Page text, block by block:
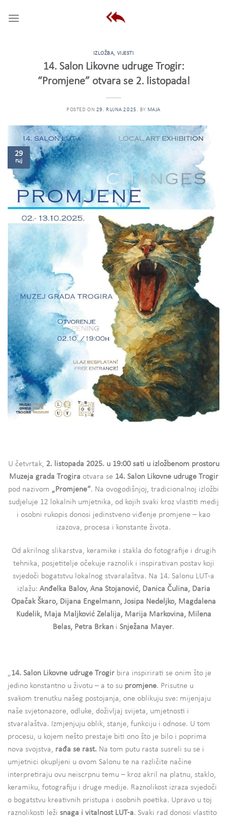
IZLOŽBA, VIJESTI
14. Salon Likovne udruge Trogir:
“Promjene” otvara se 2. listopada!
POSTED ON 29. RUJNA 2025. BY MAJA
29
ruj
U četvrtak, 2. listopada 2025. u 19:00 sati u izložbenom prostoru
Muzeja grada Trogira otvara se 14. Salon Likovne udruge Trogir
pod nazivom „Promjene“. Na ovogodišnjoj, tradicionalnoj izložbi
sudjeluje 12 lokalnih umjetnika, od kojih svaki kroz vlastiti medij
i osobni rukopis donosi jedinstveno viđenje promjene – kao
izazova, procesa i konstante života.
Od akrilnog slikarstva, keramike i stakla do fotografije i drugih
tehnika, posjetitelje očekuje raznolik i inspirativan postav koji
svjedoči bogatstvu lokalnog stvaralaštva. Na 14. Salonu LUT-a
izlažu: Anđelka Balov, Ana Stojanović, Danica Čulina, Daria
Opačak Škaro, Dijana Engelmann, Josipa Nedeljko, Magdalena
Kudelik, Maja Maljković Zelalija, Marija Markovina, Milena
Belas, Petra Brkan i Snježana Mayer.
„14. Salon Likovne udruge Trogir bira inspirirati se onim što je
jedino konstantno u životu – a to su promjene. Prisutne u
svakom trenutku našeg postojanja, one oblikuju sve: mijenjaju
naše svjetonazore, odluke, doživljaj svijeta, umjetnosti i
stvaralaštva. Izmjenjuju oblik, stanje, funkciju i odnose. U tom
procesu, u kojem nešto prestaje biti ono što je bilo i poprima
nova svojstva, rađa se rast. Na tom putu rasta susreli su se i
umjetnici okupljeni u ovom Salonu te na različite načine
interpretiraju ovu neiscrpnu temu – kroz akril na platnu, staklo,
keramiku, fotografiju i druge medije. Raznolikost izraza svjedoči
o bogatstvu kreativnih pristupa i osobnih poetika. Upravo u toj
raznolikosti leži snaga i vitalnost LUT-a. Svaki rad donosi vlastito